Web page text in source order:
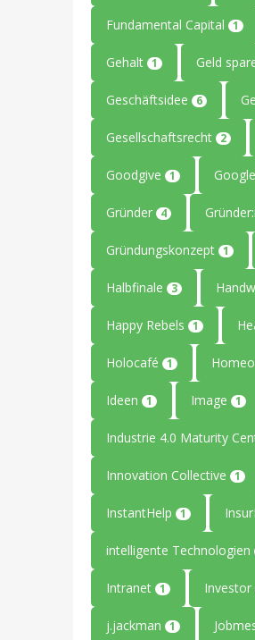
Fundamental Capital 1
Gehalt 1 Geld
Geschäftsidee 6
Gesellschaftsrecht 2
Goodgive 1
Gründer 4
Gründungskonzept 1
Halbfinale 3
Happy Rebels 1
Holocafé 1
Ideen 1 Image 1
Industrie 4.0 Maturity
Innovation Collective 1
InstantHelp 1
intelligente Technologien
Intranet 1 Investor
j.jackman 1